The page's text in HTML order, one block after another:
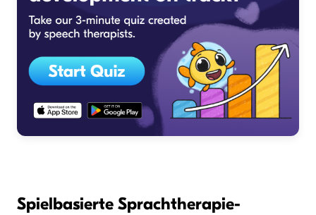
Spielbasierte Sprachtherapie-